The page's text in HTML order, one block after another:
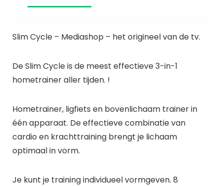
Slim Cycle – Mediashop – het origineel van de tv.
De Slim Cycle is de meest effectieve 3-in-1
hometrainer aller tijden. !
Hometrainer, ligfiets en bovenlichaam trainer in
één apparaat. De effectieve combinatie van
cardio en krachttraining brengt je lichaam
optimaal in vorm.
Je kunt je training individueel vormgeven. 8